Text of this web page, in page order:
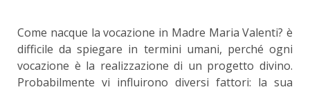
Come nacque la vocazione in Madre Maria Valenti? è
difficile da spiegare in termini umani, perché ogni
vocazione è la realizzazione di un progetto divino.
Probabilmente vi influirono diversi fattori: la sua